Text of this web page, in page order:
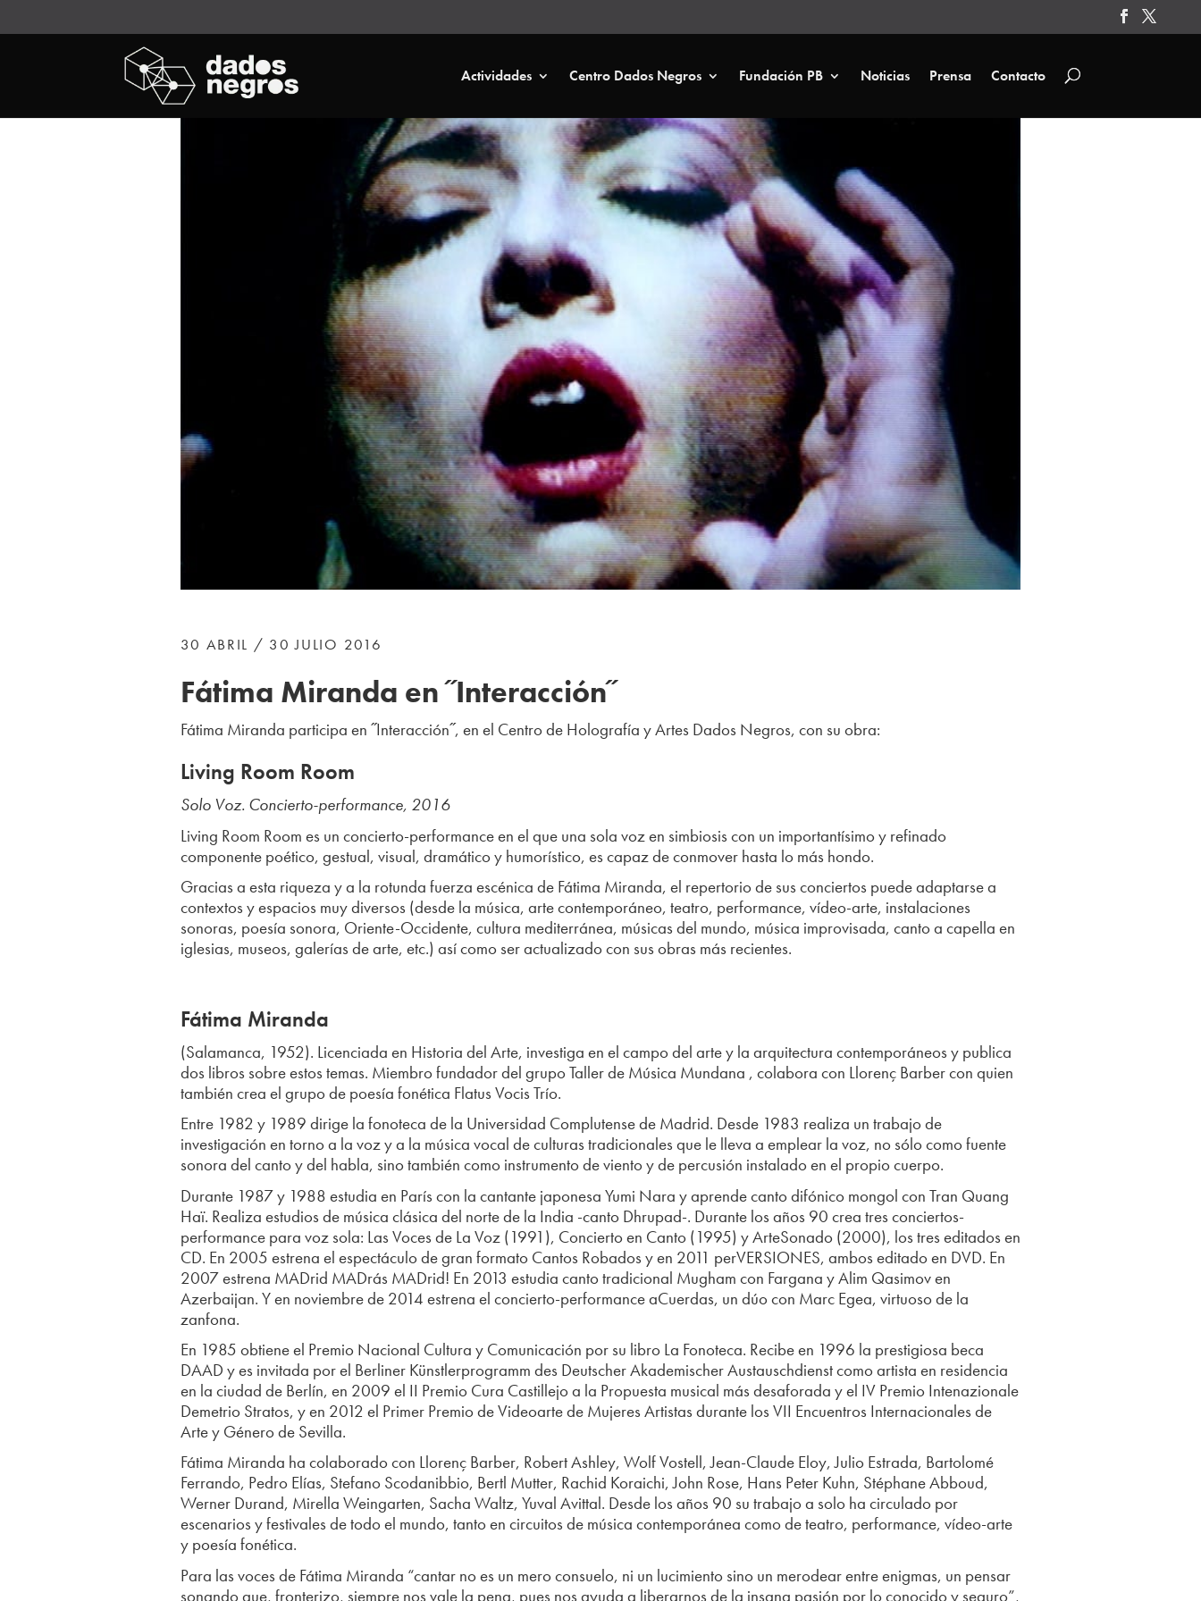
Actividades Centro Dados Negros Fundación PB Noticias Prensa Contacto
30 ABRIL / 30 JULIO 2016
Fátima Miranda en ˝Interacción˝
Fátima Miranda participa en ˝Interacción˝, en el Centro de Holografía y Artes Dados Negros, con su obra:
Living Room Room
Solo Voz. Concierto-performance, 2016
Living Room Room es un concierto-performance en el que una sola voz en simbiosis con un importantísimo y refinado
componente poético, gestual, visual, dramático y humorístico, es capaz de conmover hasta lo más hondo.
Gracias a esta riqueza y a la rotunda fuerza escénica de Fátima Miranda, el repertorio de sus conciertos puede adaptarse a
contextos y espacios muy diversos (desde la música, arte contemporáneo, teatro, performance, vídeo-arte, instalaciones
sonoras, poesía sonora, Oriente-Occidente, cultura mediterránea, músicas del mundo, música improvisada, canto a capella en
iglesias, museos, galerías de arte, etc.) así como ser actualizado con sus obras más recientes.
Fátima Miranda
(Salamanca, 1952). Licenciada en Historia del Arte, investiga en el campo del arte y la arquitectura contemporáneos y publica
dos libros sobre estos temas. Miembro fundador del grupo Taller de Música Mundana , colabora con Llorenç Barber con quien
también crea el grupo de poesía fonética Flatus Vocis Trío.
Entre 1982 y 1989 dirige la fonoteca de la Universidad Complutense de Madrid. Desde 1983 realiza un trabajo de
investigación en torno a la voz y a la música vocal de culturas tradicionales que le lleva a emplear la voz, no sólo como fuente
sonora del canto y del habla, sino también como instrumento de viento y de percusión instalado en el propio cuerpo.
Durante 1987 y 1988 estudia en París con la cantante japonesa Yumi Nara y aprende canto difónico mongol con Tran Quang
Haï. Realiza estudios de música clásica del norte de la India -canto Dhrupad-. Durante los años 90 crea tres conciertos-
performance para voz sola: Las Voces de La Voz (1991), Concierto en Canto (1995) y ArteSonado (2000), los tres editados en
CD. En 2005 estrena el espectáculo de gran formato Cantos Robados y en 2011 perVERSIONES, ambos editado en DVD. En
2007 estrena MADrid MADrás MADrid! En 2013 estudia canto tradicional Mugham con Fargana y Alim Qasimov en
Azerbaijan. Y en noviembre de 2014 estrena el concierto-performance aCuerdas, un dúo con Marc Egea, virtuoso de la
zanfona.
En 1985 obtiene el Premio Nacional Cultura y Comunicación por su libro La Fonoteca. Recibe en 1996 la prestigiosa beca
DAAD y es invitada por el Berliner Künstlerprogramm des Deutscher Akademischer Austauschdienst como artista en residencia
en la ciudad de Berlín, en 2009 el II Premio Cura Castillejo a la Propuesta musical más desaforada y el IV Premio Intenazionale
Demetrio Stratos, y en 2012 el Primer Premio de Videoarte de Mujeres Artistas durante los VII Encuentros Internacionales de
Arte y Género de Sevilla.
Fátima Miranda ha colaborado con Llorenç Barber, Robert Ashley, Wolf Vostell, Jean-Claude Eloy, Julio Estrada, Bartolomé
Ferrando, Pedro Elías, Stefano Scodanibbio, Bertl Mutter, Rachid Koraichi, John Rose, Hans Peter Kuhn, Stéphane Abboud,
Werner Durand, Mirella Weingarten, Sacha Waltz, Yuval Avittal. Desde los años 90 su trabajo a solo ha circulado por
escenarios y festivales de todo el mundo, tanto en circuitos de música contemporánea como de teatro, performance, vídeo-arte
y poesía fonética.
Para las voces de Fátima Miranda “cantar no es un mero consuelo, ni un lucimiento sino un merodear entre enigmas, un pensar
sonando que, fronterizo, siempre nos vale la pena, pues nos ayuda a liberarnos de la insana pasión por lo conocido y seguro”,